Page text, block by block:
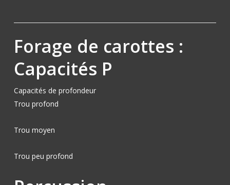
Forage de carottes :
Capacités P
Capacités de profondeur
Trou profond
Trou moyen
Trou peu profond